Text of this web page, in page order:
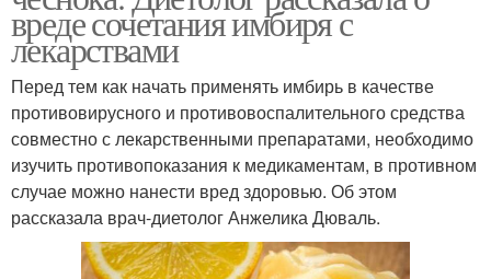
вреде сочетания имбиря с
лекарствами
Перед тем как начать применять имбирь в качестве
противовирусного и противовоспалительного средства
совместно с лекарственными препаратами, необходимо
изучить противопоказания к медикаментам, в противном
случае можно нанести вред здоровью. Об этом
рассказала врач-диетолог Анжелика Дюваль.